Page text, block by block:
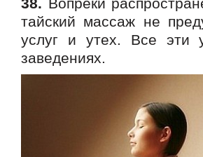
тайский массаж не
услуг и утех. Все эти
заведениях.